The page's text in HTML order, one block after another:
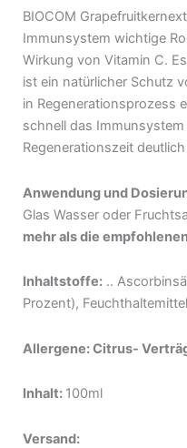
BIOCOM
Immunsystem wichtige
Wirkung von Vitamin C.
ist ein natürlicher Schutz
in Regenerationsprozess
schnell das
Regenerationszeit
Anwendung und
Glas Wasser oder
mehr als die
Inhaltstoffe:..
Prozent),
Allergene: Citrus-
Inhalt: 100ml
Versand: